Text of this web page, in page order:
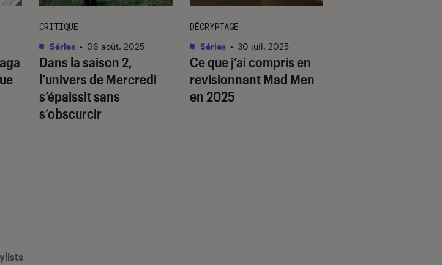
Dans la saison 2,
l’univers deMercredi
s’épaissit sans
s’obscurcir
CRITIQUE
Séries • 06 août. 2025
Ce que j’ai compris en
revisionnantMad Men
en 2025
DÉCRYPTAGE
Séries • 30 juil. 2025